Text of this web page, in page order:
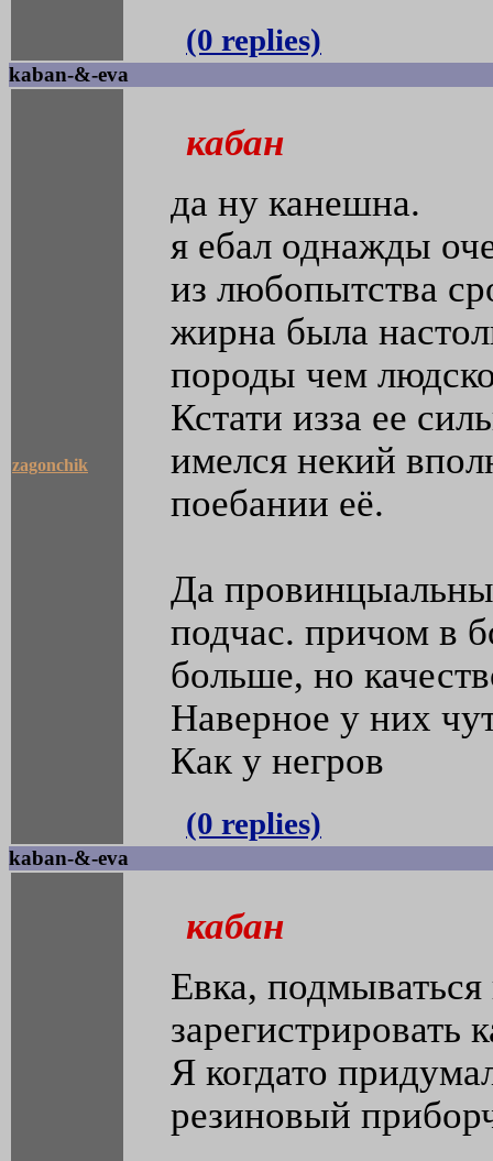
(0 replies)
kaban-&-eva
zagonchik
кабан
да ну канешна.
я ебал однажды
из любопытства
жирна была
породы чем
Кстати изза ее
имелся некий
поебании её.
Да
подчас. причом в
больше, но
Наверное у них
Как у негров
(0 replies)
kaban-&-eva
кабан
Евка,
зарегистрировать
Я когдато
резиновый